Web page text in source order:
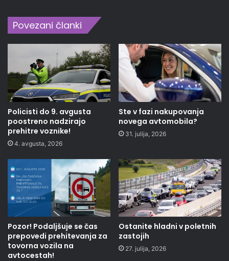
Povezani članki
Policisti do 9. avgusta
poostreno nadzirajo
prehitre voznike!
4. avgusta, 2026
Ste v fazi nakupovanja
novega avtomobila?
31. julija, 2026
Pozor! Podaljšuje se čas
prepovedi prehitevanja za
tovorna vozila na
avtocestah!
Ostanite hladni v poletnih
zastojih
27. julija, 2026